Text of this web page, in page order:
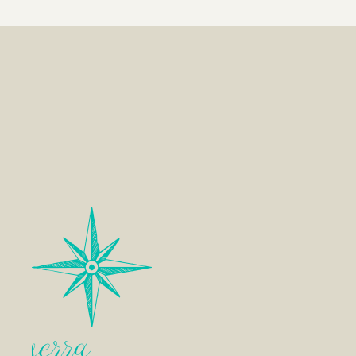
serra